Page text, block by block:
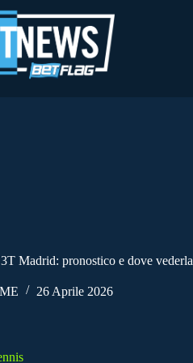
Madrid: pronostico e dove vederla
26 Aprile 2026